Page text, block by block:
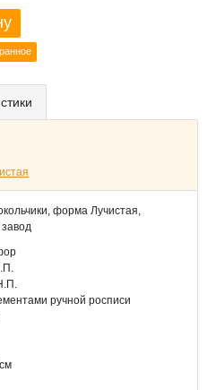
форма Лучистая,
ручной росписи